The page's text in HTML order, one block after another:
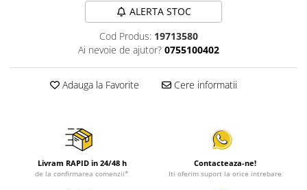
ALERTA STOC
Cod Produs: 19713580
Ai nevoie de ajutor? 0755100402
Adauga la Favorite Cere informatii
Livram RAPID in 24/48 h
de la confirmarea comenzii*
Contacteaza-ne!
Iti oferim suport la orice intrebare